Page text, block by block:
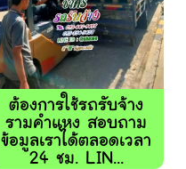
ต้องการใช้รถรับจ้าง
รามคำแหง สอบถาม
ข้อมูลเราได้ตลอดเวลา
24 ชม. LIN...